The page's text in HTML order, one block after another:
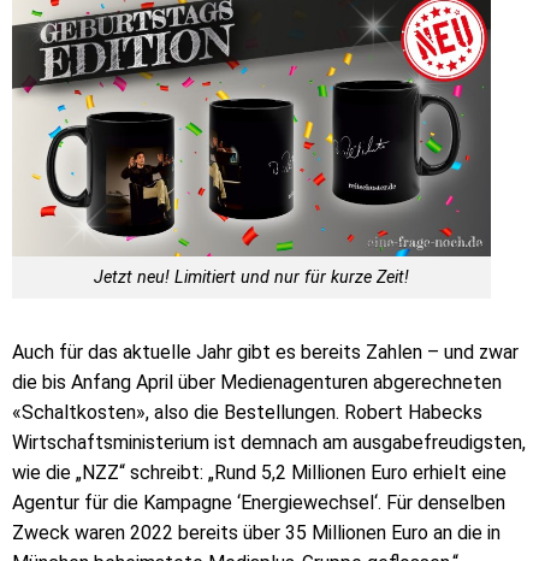
Jetzt neu! Limitiert und nur für kurze Zeit!
Auch für das aktuelle Jahr gibt es bereits Zahlen – und zwar
die bis Anfang April über Medienagenturen abgerechneten
«Schaltkosten», also die Bestellungen. Robert Habecks
Wirtschaftsministerium ist demnach am ausgabefreudigsten,
wie die „NZZ“ schreibt: „Rund 5,2 Millionen Euro erhielt eine
Agentur für die Kampagne ‘Energiewechsel‘. Für denselben
Zweck waren 2022 bereits über 35 Millionen Euro an die in